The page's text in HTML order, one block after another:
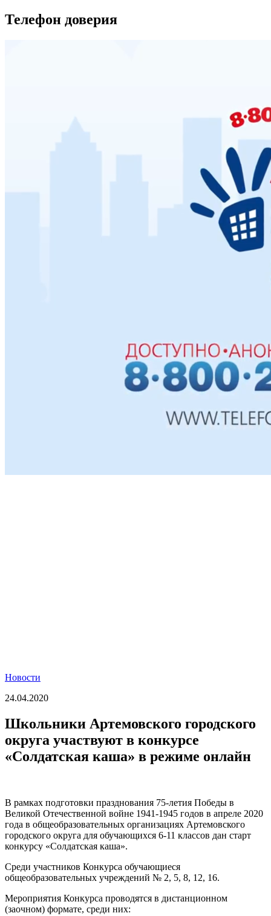
Телефон доверия
Новости
24.04.2020
Школьники Артемовского городского
округа участвуют в конкурсе
«Солдатская каша» в режиме онлайн
В рамках подготовки празднования 75-летия Победы в
Великой Отечественной войне 1941-1945 годов в апреле 2020
года в общеобразовательных организациях Артемовского
городского округа для обучающихся 6-11 классов дан старт
конкурсу «Солдатская каша».
Среди участников Конкурса обучающиеся
общеобразовательных учреждений № 2, 5, 8, 12, 16.
Мероприятия Конкурса проводятся в дистанционном
(заочном) формате, среди них: